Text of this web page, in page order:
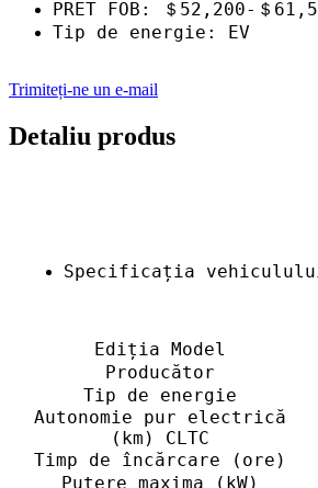
PRET FOB: ＄52,200-＄
Tip de energie: EV
Trimiteți-ne un e-mail
Detaliu produs
Specificația
Ediția Model
Producător
Tip de energie
Autonomie pur electrică
(km) CLTC
Timp de încărcare (ore)
Putere maxima (kW)